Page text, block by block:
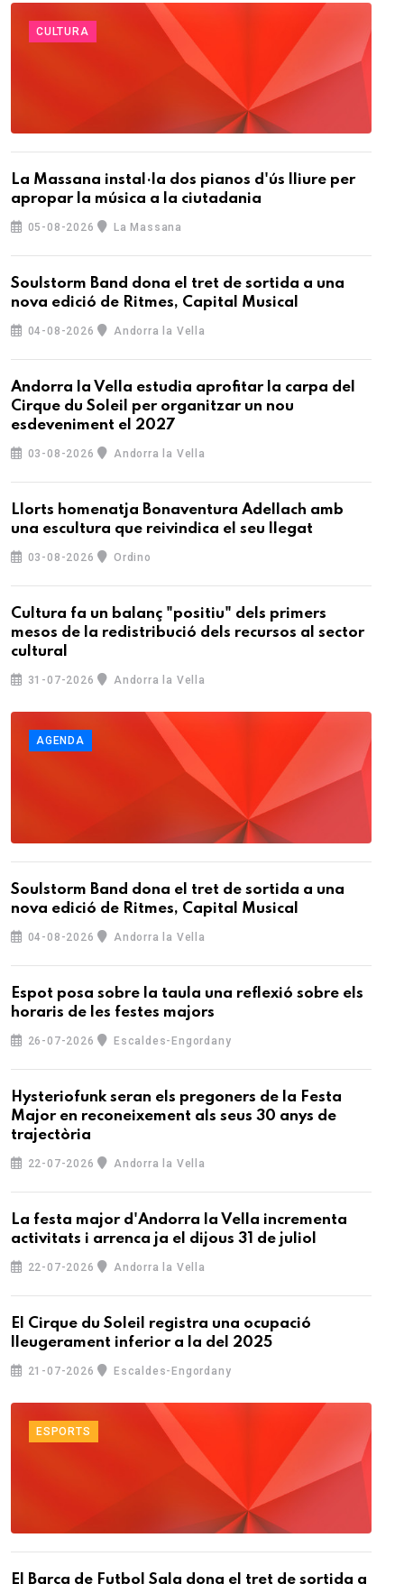
CULTURA
La Massana instal·la dos pianos d'ús lliure per
apropar la música a la ciutadania
05-08-2026 La Massana
Soulstorm Band dona el tret de sortida a una
nova edició de Ritmes, Capital Musical
04-08-2026 Andorra la Vella
Andorra la Vella estudia aprofitar la carpa del
Cirque du Soleil per organitzar un nou
esdeveniment el 2027
03-08-2026 Andorra la Vella
Llorts homenatja Bonaventura Adellach amb
una escultura que reivindica el seu llegat
03-08-2026 Ordino
Cultura fa un balanç "positiu" dels primers
mesos de la redistribució dels recursos al sector
cultural
31-07-2026 Andorra la Vella
AGENDA
Soulstorm Band dona el tret de sortida a una
nova edició de Ritmes, Capital Musical
04-08-2026 Andorra la Vella
Espot posa sobre la taula una reflexió sobre els
horaris de les festes majors
26-07-2026 Escaldes-Engordany
Hysteriofunk seran els pregoners de la Festa
Major en reconeixement als seus 30 anys de
trajectòria
22-07-2026 Andorra la Vella
La festa major d'Andorra la Vella incrementa
activitats i arrenca ja el dijous 31 de juliol
22-07-2026 Andorra la Vella
El Cirque du Soleil registra una ocupació
lleugerament inferior a la del 2025
21-07-2026 Escaldes-Engordany
ESPORTS
El Barça de Futbol Sala dona el tret de sortida a